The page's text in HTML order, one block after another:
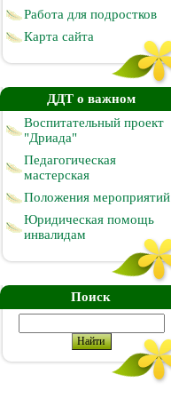
Работа для подростков
Карта сайта
ДДТ о важном
Воспитательный проект
"Дриада"
Педагогическая
мастерская
Положения мероприятий
Юридическая помощь
инвалидам
Поиск